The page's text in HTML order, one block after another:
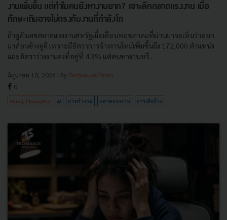
งานเพิ่มขึ้น แต่ทำไมคนยังหางานยาก? เจาะลึกตลาดแรงงาน เมื่อ
ทักษะเดิมอาจไม่ตรงกับงานที่กำลังโต
ถ้าดูตัวเลขตลาดแรงงานสหรัฐเมื่อเดือนพฤษภาคมที่ผ่านมาจะเห็นว่าออก
มาค่อนข้างดูดี เพราะมีอัตราการจ้างงานใหม่เพิ่มขึ้นถึง 172,000 ตำแหน่ง
และอัตราว่างงานคงที่อยู่ที่ 4.3% แต่คนหางานหรื...
มิถุนายน 10, 2026 | By Techsauce Team
0
Saucy Thoughts AI การทำงาน ตลาดแรงงาน การเลิกจ้าง